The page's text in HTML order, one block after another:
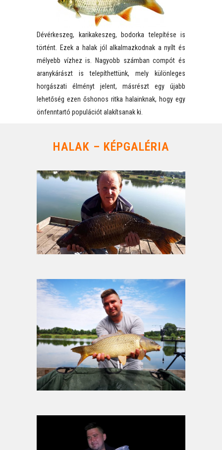
Dévérkeszeg, karikakeszeg, bodorka telepítése is
történt. Ezek a halak jól alkalmazkodnak a nyílt és
mélyebb vízhez is. Nagyobb számban compót és
aranykárászt is telepíthettünk, mely különleges
horgászati élményt jelent, másrészt egy újabb
lehetőség ezen őshonos ritka halainknak, hogy egy
önfenntartó populációt alakítsanak ki.
HALAK – KÉPGALÉRIA